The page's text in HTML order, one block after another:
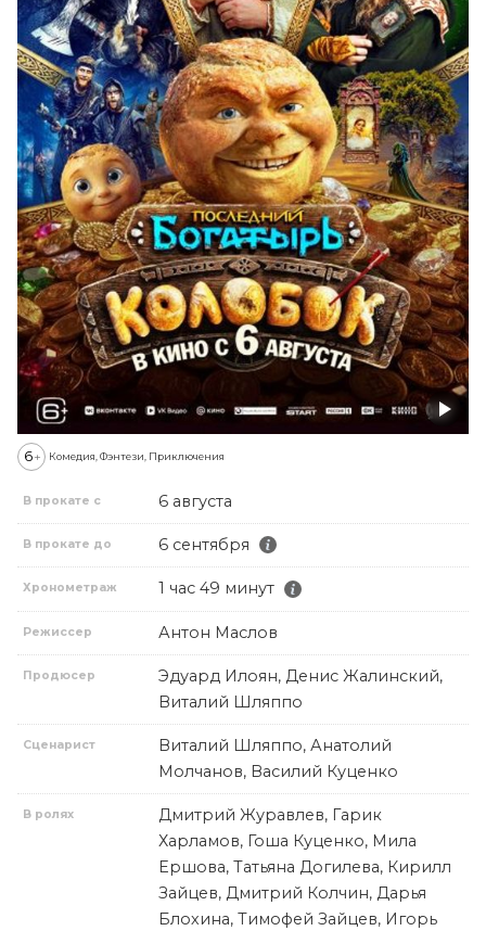
6+ Комедия, Фэнтези, Приключения
В прокате с 6 августа
В прокате до 6 сентября
Хронометраж 1 час 49 минут
Режиссер Антон Маслов
Продюсер
Эдуард Илоян, Денис Жалинский,
Виталий Шляппо
Сценарист
Виталий Шляппо, Анатолий
Молчанов, Василий Куценко
В ролях
Дмитрий Журавлев, Гарик
Харламов, Гоша Куценко, Мила
Ершова, Татьяна Догилева, Кирилл
Зайцев, Дмитрий Колчин, Дарья
Блохина, Тимофей Зайцев, Игорь